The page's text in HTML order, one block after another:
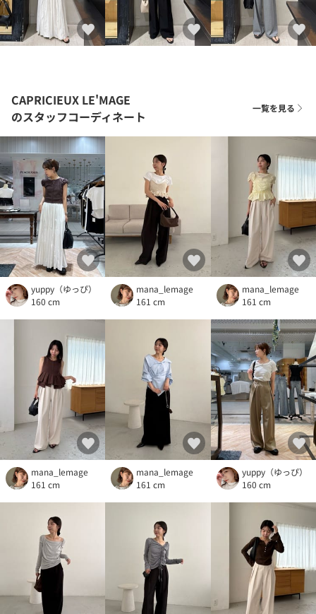
CAPRICIEUX LE'MAGE
のスタッフコーディネート
一覧を見る
yuppy（ゆっぴ）
160 cm
mana_lemage
161 cm
mana_lemage
161 cm
mana_lemage
161 cm
mana_lemage
161 cm
yuppy（ゆっぴ）
160 cm